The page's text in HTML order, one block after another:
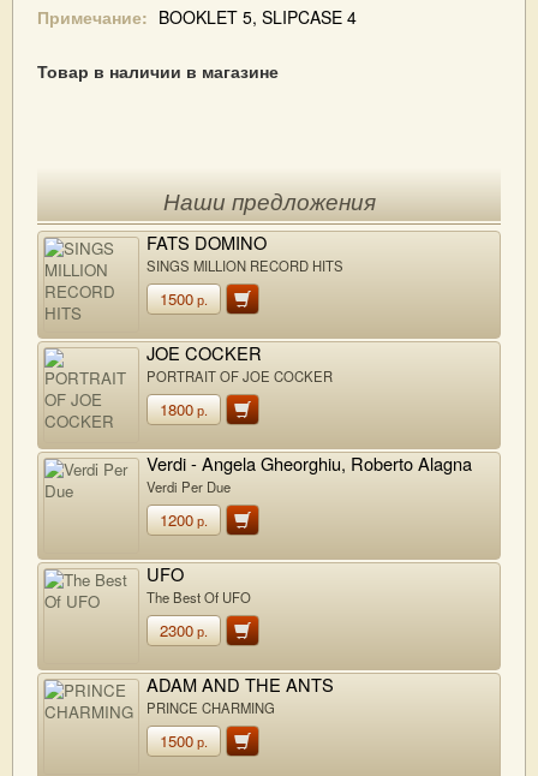
Примечание: BOOKLET 5, SLIPCASE 4
Товар в наличии в магазине
Наши предложения
FATS DOMINO
SINGS MILLION RECORD HITS
1500р.
JOE COCKER
PORTRAIT OF JOE COCKER
1800р.
Verdi - Angela Gheorghiu, Roberto Alagna
Verdi Per Due
1200р.
UFO
The Best Of UFO
2300р.
ADAM AND THE ANTS
PRINCE CHARMING
1500р.